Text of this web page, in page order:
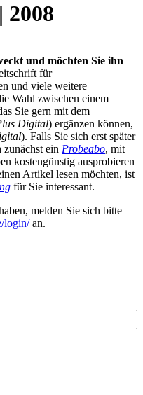
und möchten Sie ihn
für
und viele weitere
Wahl zwischen einem
Sie gern mit dem
Digital) ergänzen können,
). Falls Sie sich erst später
ein Probeabo, mit
kostengünstig ausprobieren
Artikel lesen möchten, ist
für Sie interessant.
melden Sie sich bitte
login/an.